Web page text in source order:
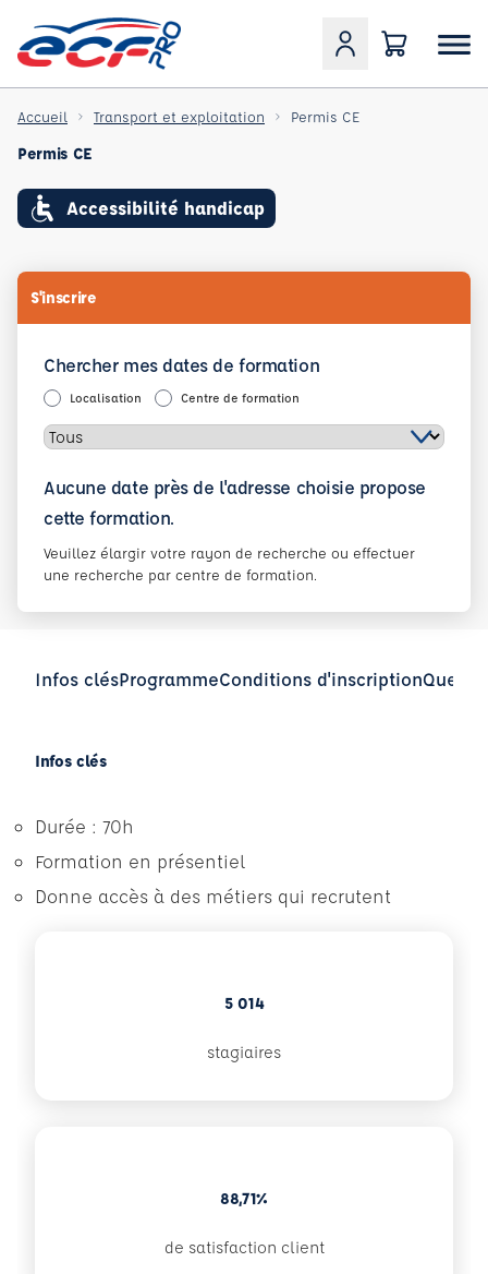
Accueil Transport et exploitation Permis CE
Permis CE
Accessibilité handicap
S'inscrire
Chercher mes dates de formation
Localisation Centre de formation
Aucune date près de l'adresse choisie propose
cette formation.
Veuillez élargir votre rayon de recherche ou effectuer
une recherche par centre de formation.
Infos clésProgrammeConditions d'inscription
Infos clés
Durée : 70h
Formation en présentiel
Donne accès à des métiers qui recrutent
5 014
stagiaires
88,71%
de satisfaction client